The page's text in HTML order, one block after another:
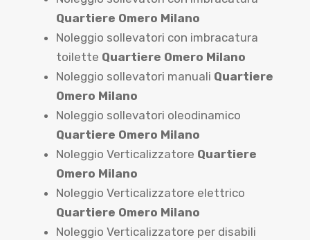
Quartiere Omero Milano
Noleggio sollevatori con imbracatura
toilette Quartiere Omero Milano
Noleggio sollevatori manuali Quartiere
Omero Milano
Noleggio sollevatori oleodinamico
Quartiere Omero Milano
Noleggio Verticalizzatore Quartiere
Omero Milano
Noleggio Verticalizzatore elettrico
Quartiere Omero Milano
Noleggio Verticalizzatore per disabili